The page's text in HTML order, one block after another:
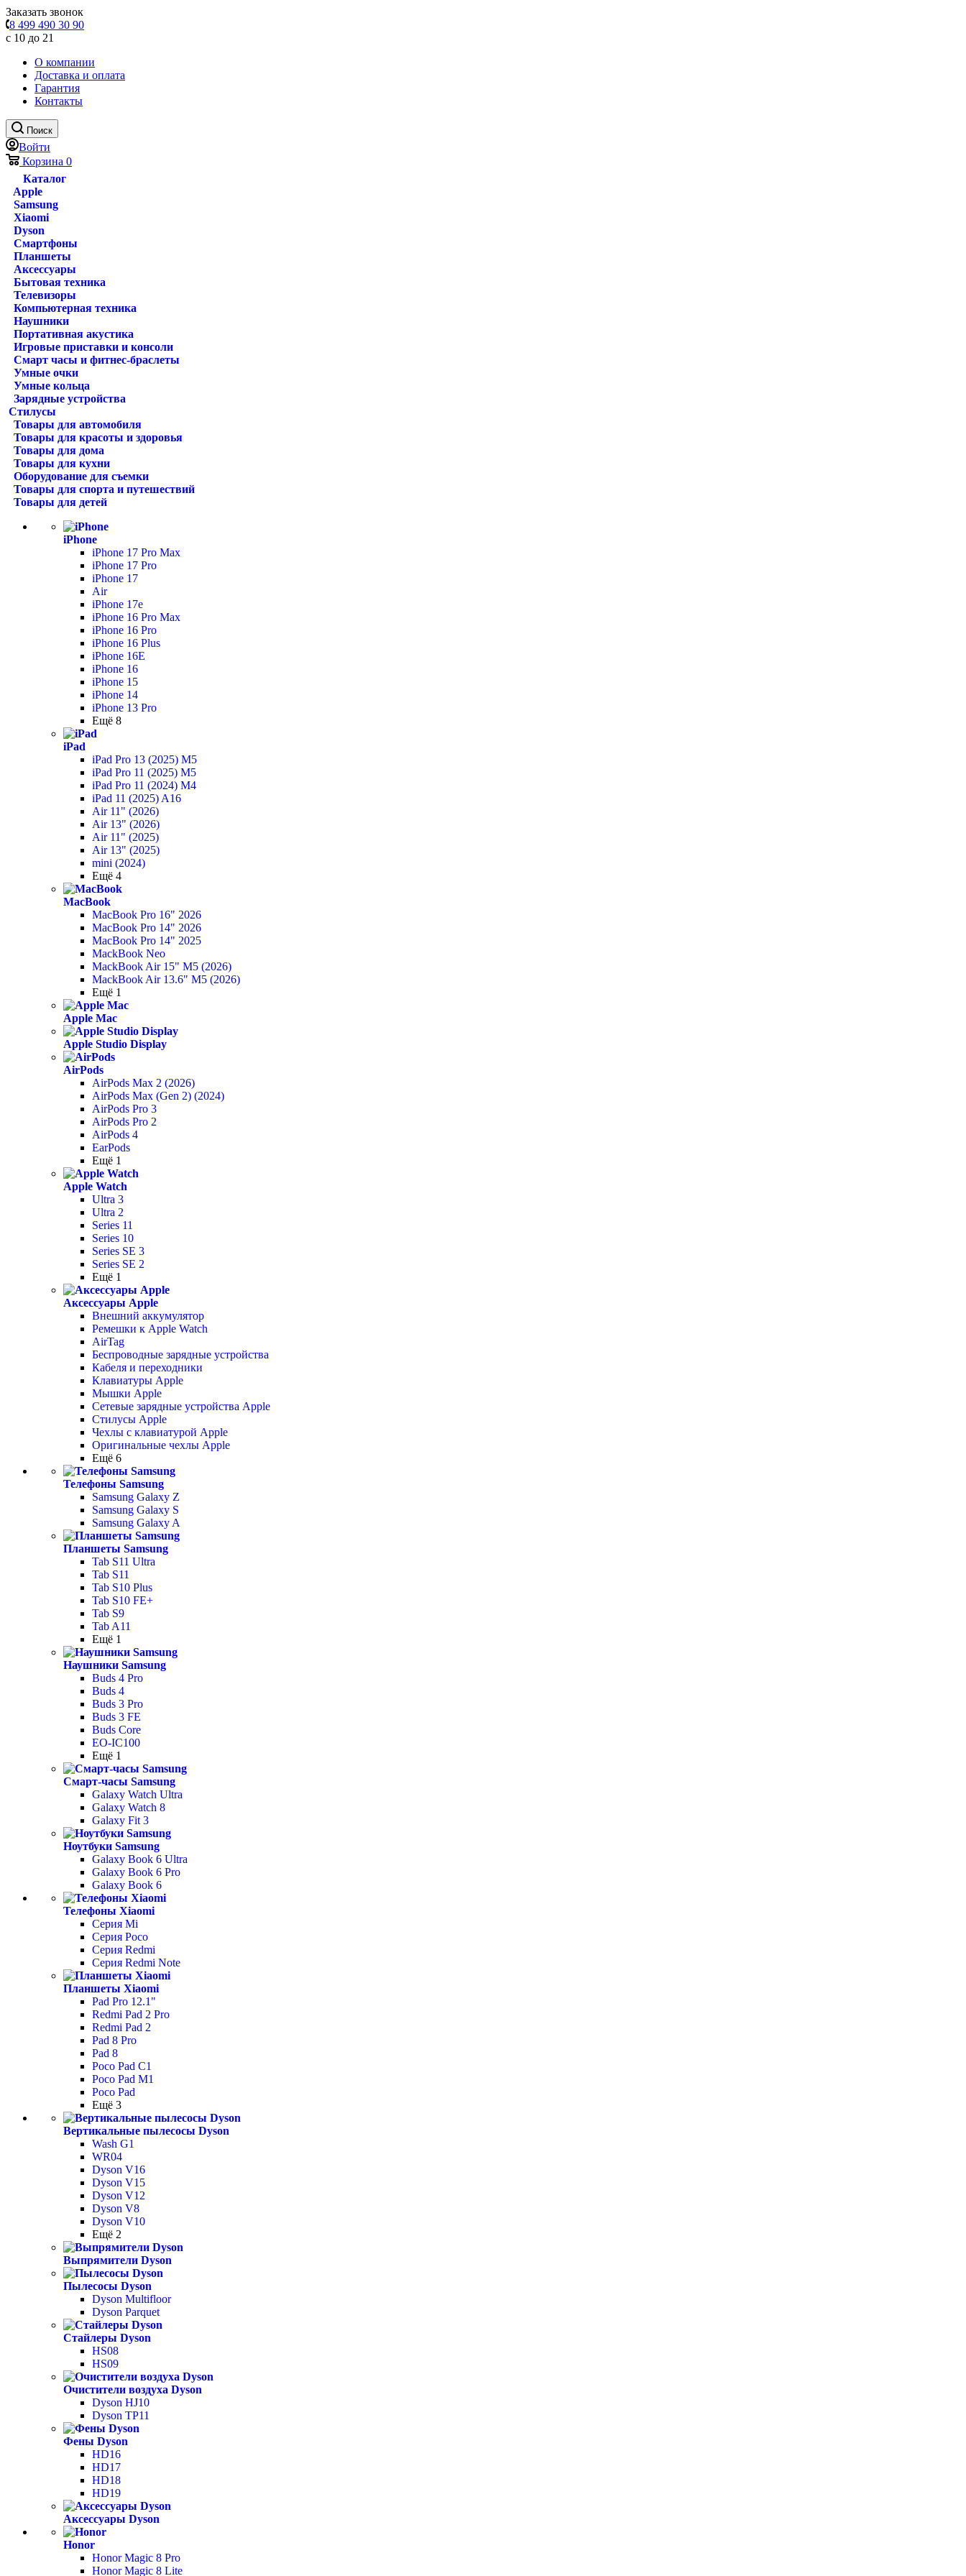
Заказать звонок
8 499 490 30 90
с 10 до 21
О компании
Доставка и оплата
Гарантия
Контакты
Поиск
Войти
Корзина 0
Каталог
Apple
Samsung
Xiaomi
Dyson
Смартфоны
Планшеты
Аксессуары
Бытовая техника
Телевизоры
Компьютерная техника
Наушники
Портативная акустика
Игровые приставки и консоли
Смарт часы и фитнес-браслеты
Умные очки
Умные кольца
Зарядные устройства
Стилусы
Товары для автомобиля
Товары для красоты и здоровья
Товары для дома
Товары для кухни
Оборудование для съемки
Товары для спорта и путешествий
Товары для детей
iPhone
iPhone 17 Pro Max
iPhone 17 Pro
iPhone 17
Air
iPhone 17e
iPhone 16 Pro Max
iPhone 16 Pro
iPhone 16 Plus
iPhone 16E
iPhone 16
iPhone 15
iPhone 14
iPhone 13 Pro
Ещё 8
iPad
iPad Pro 13 (2025) M5
iPad Pro 11 (2025) M5
iPad Pro 11 (2024) M4
iPad 11 (2025) A16
Air 11" (2026)
Air 13" (2026)
Air 11" (2025)
Air 13" (2025)
mini (2024)
Ещё 4
MacBook
MacBook Pro 16" 2026
MacBook Pro 14" 2026
MacBook Pro 14" 2025
MackBook Neo
MackBook Air 15" M5 (2026)
MackBook Air 13.6" M5 (2026)
Ещё 1
Apple Mac
Apple Studio Display
AirPods
AirPods Max 2 (2026)
AirPods Max (Gen 2) (2024)
AirPods Pro 3
AirPods Pro 2
AirPods 4
EarPods
Ещё 1
Apple Watch
Ultra 3
Ultra 2
Series 11
Series 10
Series SE 3
Series SE 2
Ещё 1
Аксессуары Apple
Внешний аккумулятор
Ремешки к Apple Watch
AirTag
Беспроводные зарядные устройства
Кабеля и переходники
Клавиатуры Apple
Мышки Apple
Сетевые зарядные устройства Apple
Стилусы Apple
Чехлы с клавиатурой Apple
Оригинальные чехлы Apple
Ещё 6
Телефоны Samsung
Samsung Galaxy Z
Samsung Galaxy S
Samsung Galaxy A
Планшеты Samsung
Tab S11 Ultra
Tab S11
Tab S10 Plus
Tab S10 FE+
Tab S9
Tab A11
Ещё 1
Наушники Samsung
Buds 4 Pro
Buds 4
Buds 3 Pro
Buds 3 FE
Buds Core
EO-IC100
Ещё 1
Смарт-часы Samsung
Galaxy Watch Ultra
Galaxy Watch 8
Galaxy Fit 3
Ноутбуки Samsung
Galaxy Book 6 Ultra
Galaxy Book 6 Pro
Galaxy Book 6
Телефоны Xiaomi
Серия Mi
Серия Poco
Серия Redmi
Серия Redmi Note
Планшеты Xiaomi
Pad Pro 12.1"
Redmi Pad 2 Pro
Redmi Pad 2
Pad 8 Pro
Pad 8
Poco Pad С1
Poco Pad M1
Poco Pad
Ещё 3
Вертикальные пылесосы Dyson
Wash G1
WR04
Dyson V16
Dyson V15
Dyson V12
Dyson V8
Dyson V10
Ещё 2
Выпрямители Dyson
Пылесосы Dyson
Dyson Multifloor
Dyson Parquet
Стайлеры Dyson
HS08
HS09
Очистители воздуха Dyson
Dyson HJ10
Dyson TP11
Фены Dyson
HD16
HD17
HD18
HD19
Аксессуары Dyson
Honor
Honor Magic 8 Pro
Honor Magic 8 Lite